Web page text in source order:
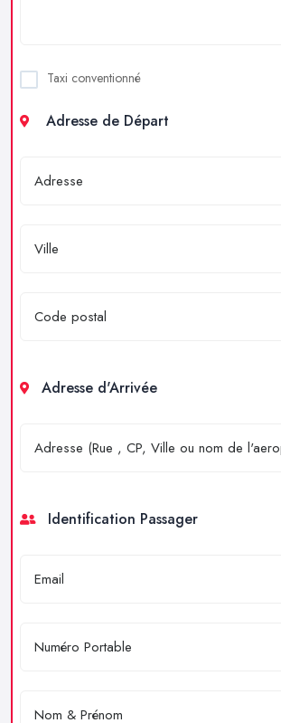
Taxi conventionné
Adresse de Départ
Adresse d'Arrivée
Identification Passager